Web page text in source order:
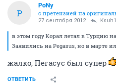
P
PoNy
с претензией на
27 сентября 2012 Ksuh1
в этом году Корал летал в Турцию
Заявились на Pegasus, но в марте
жалко, Пегасус был супер
ОТВЕТИТЬ